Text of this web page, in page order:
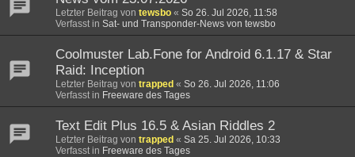
Letzter Beitrag von tewsbo « So 26. Jul 2026, 11:58
Verfasst in Sat- und Transponder-News von tewsbo
Coolmuster Lab.Fone for Android 6.1.17 & Star
Raid: Inception
Letzter Beitrag von trapped « So 26. Jul 2026, 11:06
Verfasst in Freeware des Tages
Text Edit Plus 16.5 & Asian Riddles 2
Letzter Beitrag von trapped « Sa 25. Jul 2026, 10:33
Verfasst in Freeware des Tages